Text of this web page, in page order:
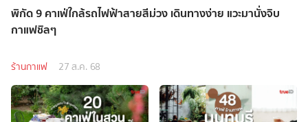
พิกัด 9 คาเฟ่ใกล้รถไฟฟ้าสายสีม่วง เดินทางง่าย แวะมานั่งจิบ
กาแฟชิลๆ
ร้านกาแฟ 27 ส.ค. 68